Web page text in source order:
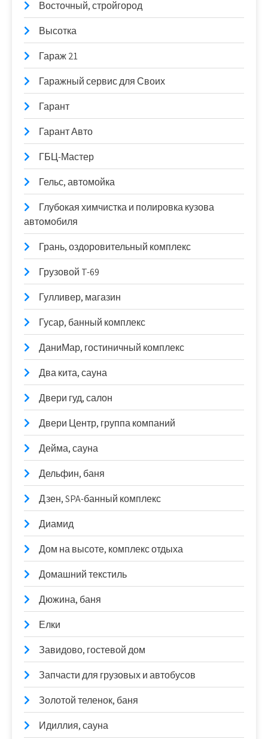
Восточный, стройгород
Высотка
Гараж 21
Гаражный сервис для Своих
Гарант
Гарант Авто
ГБЦ-Мастер
Гельс, автомойка
Глубокая химчистка и полировка кузова
автомобиля
Грань, оздоровительный комплекс
Грузовой T-69
Гулливер, магазин
Гусар, банный комплекс
ДаниМар, гостиничный комплекс
Два кита, сауна
Двери гуд, салон
Двери Центр, группа компаний
Дейма, сауна
Дельфин, баня
Дзен, SPA-банный комплекс
Диамид
Дом на высоте, комплекс отдыха
Домашний текстиль
Дюжина, баня
Елки
Завидово, гостевой дом
Запчасти для грузовых и автобусов
Золотой теленок, баня
Идиллия, сауна